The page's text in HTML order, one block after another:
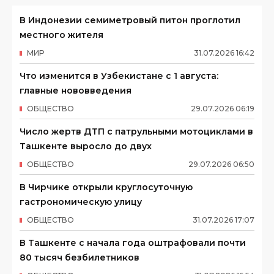
В Индонезии семиметровый питон проглотил
местного жителя
31.07.2026 16:42
МИР
Что изменится в Узбекистане с 1 августа:
главные нововведения
29.07.2026 06:19
ОБЩЕСТВО
Число жертв ДТП с патрульными мотоциклами в
Ташкенте выросло до двух
29.07.2026 06:50
ОБЩЕСТВО
В Чирчике открыли круглосуточную
гастрономическую улицу
31.07.2026 17:07
ОБЩЕСТВО
В Ташкенте с начала года оштрафовали почти
80 тысяч безбилетников